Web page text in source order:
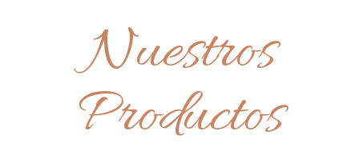
Nuestros
Productos